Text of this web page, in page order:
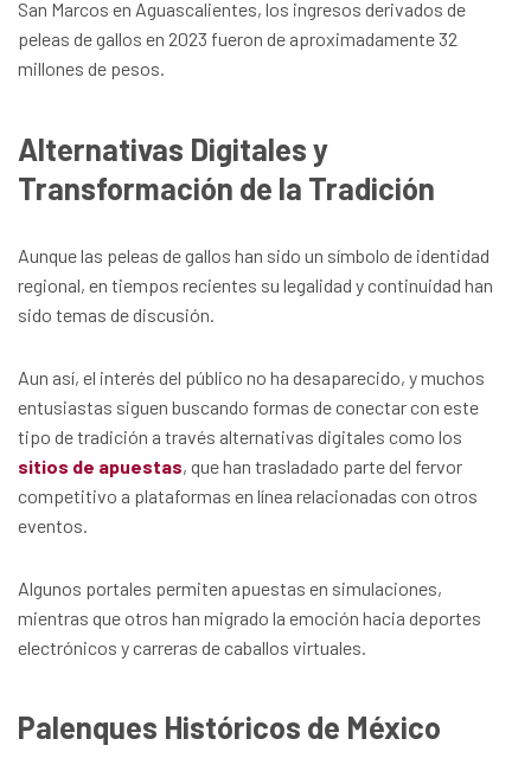
San Marcos en Aguascalientes, los ingresos derivados de
peleas de gallos en 2023 fueron de aproximadamente 32
millones de pesos.
Alternativas Digitales y
Transformación de la Tradición
Aunque las peleas de gallos han sido un símbolo de identidad
regional, en tiempos recientes su legalidad y continuidad han
sido temas de discusión.
Aun así, el interés del público no ha desaparecido, y muchos
entusiastas siguen buscando formas de conectar con este
tipo de tradición a través alternativas digitales como los
sitios de apuestas, que han trasladado parte del fervor
competitivo a plataformas en línea relacionadas con otros
eventos.
Algunos portales permiten apuestas en simulaciones,
mientras que otros han migrado la emoción hacia deportes
electrónicos y carreras de caballos virtuales.
Palenques Históricos de México